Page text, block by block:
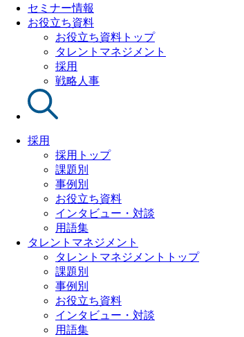
セミナー情報
お役立ち資料
お役立ち資料トップ
タレントマネジメント
採用
戦略人事
採用
採用トップ
課題別
事例別
お役立ち資料
インタビュー・対談
用語集
タレントマネジメント
タレントマネジメントトップ
課題別
事例別
お役立ち資料
インタビュー・対談
用語集